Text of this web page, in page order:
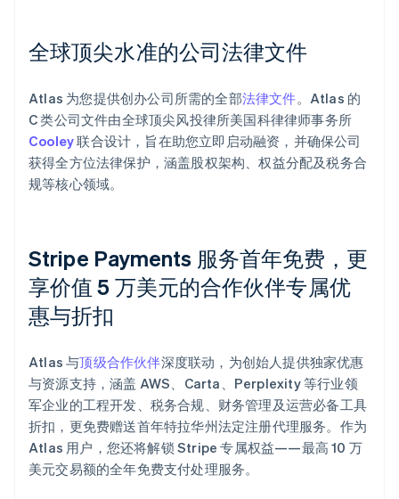
全球顶尖水准的公司法律文件
Atlas 为您提供创办公司所需的全部法律文件。Atlas 的
C 类公司文件由全球顶尖风投律所美国科律律师事务所
Cooley联合设计，旨在助您立即启动融资，并确保公司
获得全方位法律保护，涵盖股权架构、权益分配及税务合
规等核心领域。
Stripe Payments 服务首年免费，更
享价值 5 万美元的合作伙伴专属优
惠与折扣
Atlas 与顶级合作伙伴深度联动，为创始人提供独家优惠
与资源支持，涵盖 AWS、Carta、Perplexity 等行业领
军企业的工程开发、税务合规、财务管理及运营必备工具
折扣，更免费赠送首年特拉华州法定注册代理服务。作为
Atlas 用户，您还将解锁 Stripe 专属权益——最高 10 万
美元交易额的全年免费支付处理服务。
阿联酋
English
English
爱沙尼亚
English
奥地利
DeutschEnglish
澳大利亚
English